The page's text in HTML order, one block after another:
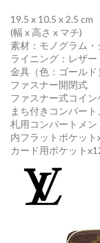
19.5 x 10.5 x 2.5 cm
(幅 x 高さ x マチ)
素材：モノグラム
ライニング：レザー
金具（色：ゴールド
ファスナー開閉式
ファスナー式コイン
まち付きコンパー
札用コンパートメン
内フラットポケット
カード用ポケット